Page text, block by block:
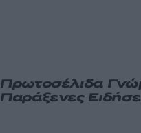
Πρωτοσέλιδα
Παράξενες